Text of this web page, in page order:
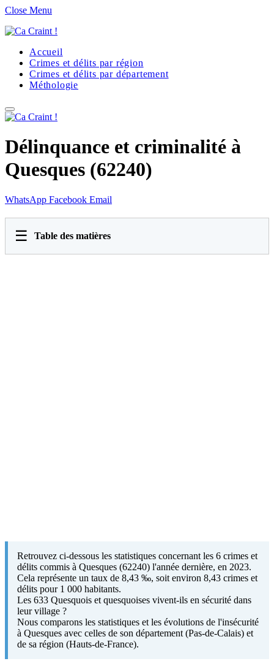
Close Menu
Accueil
Crimes et délits par région
Crimes et délits par département
Méthologie
Délinquance et criminalité à
Quesques (62240)
WhatsApp Facebook Email
☰ Table des matières
Retrouvez ci-dessous les statistiques concernant les 6 crimes et
délits commis à Quesques (62240) l'année dernière, en 2023.
Cela représente un taux de 8,43 ‰, soit environ 8,43 crimes et
délits pour 1 000 habitants.
Les 633 Quesquois et quesquoises vivent-ils en sécurité dans
leur village ?
Nous comparons les statistiques et les évolutions de l'insécurité
à Quesques avec celles de son département (Pas-de-Calais) et
de sa région (Hauts-de-France).